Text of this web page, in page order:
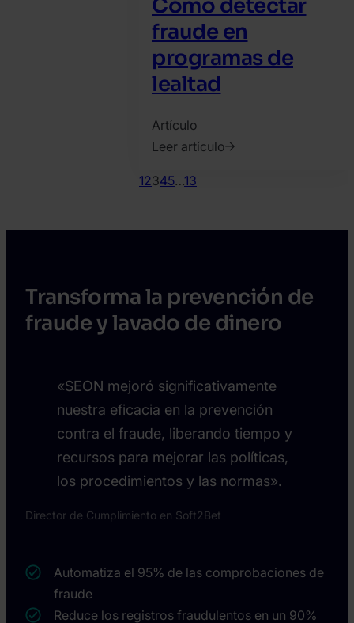
Cómo detectar
fraude en
programas de
lealtad
Artículo
Leer artículo
noviembre
Tamas
12345…13
Transforma la prevención de
fraude y lavado de dinero
«SEON mejoró significativamente
nuestra eficacia en la prevención
contra el fraude, liberando tiempo y
recursos para mejorar las políticas,
los procedimientos y las normas».
Director de Cumplimiento en Soft2Bet
Automatiza el 95% de las comprobaciones de
fraude
Reduce los registros fraudulentos en un 90%